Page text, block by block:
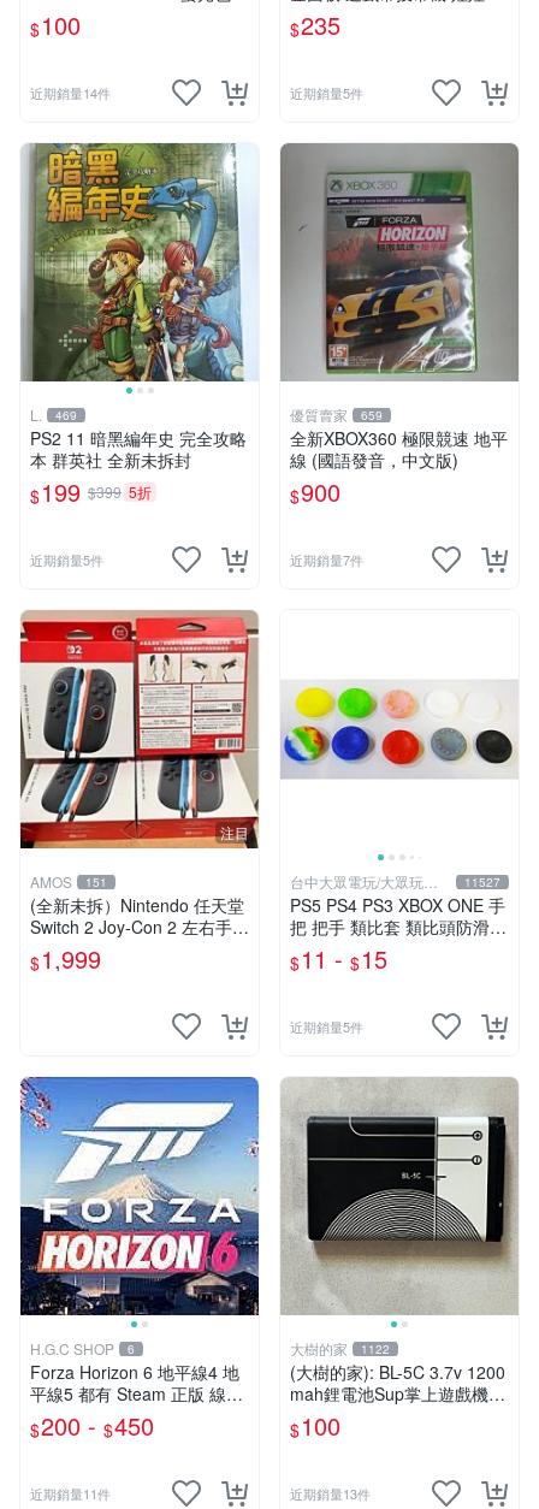
30/24按鈕&搖桿球 全4色
$100
近期銷量14件
冠興 飛絡力 財神爺 大型遊戲
機投幣器
$235
近期銷量5件
L. 469
PS2 11 暗黑編年史 完全攻略
本 群英社 全新未拆封
$199 $399 5折
近期銷量5件
優質賣家 659
全新XBOX360 極限競速 地平
線 (國語發音，中文版)
$900
近期銷量7件
注目
AMOS 151
(全新未拆）Nintendo 任天堂
Switch 2 Joy-Con 2 左右手控
制器 NS2 現貨 台灣公司貨/s
witch2 手把/
$1,999
台中大眾電玩/大眾玩具
店
11527
PS5 PS4 PS3 XBOX ONE 手
把 把手 類比套 類比頭防滑保
護套 香菇 磨菇頭 搖杆防塵套
【台中大眾電玩】
$11 - $15
近期銷量5件
H.G.C SHOP 6
Forza Horizon 6 地平線4 地
平線5 都有 Steam 正版 線上
聯機
$200 - $450
近期銷量11件
大樹的家 1122
(大樹的家): BL-5C 3.7v 1200
mah鋰電池Sup掌上遊戲機/
插卡音箱/ 藍牙喇叭/ MP3 通
用大特價
$100
近期銷量13件